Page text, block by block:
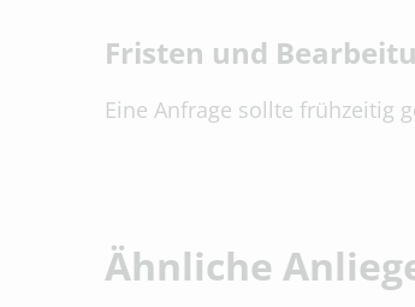
Fristen und
Eine Anfrage sollte frühzeitig
Ähnliche